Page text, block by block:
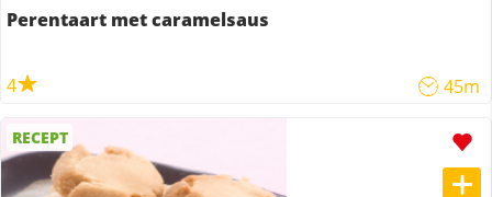
Perentaart met caramelsaus
4 45m
RECEPT